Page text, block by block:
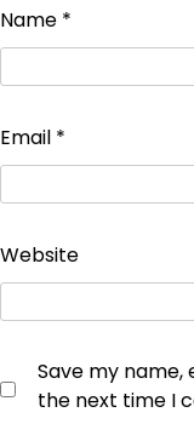
Name *
Email *
Website
Save my name,
the next time I